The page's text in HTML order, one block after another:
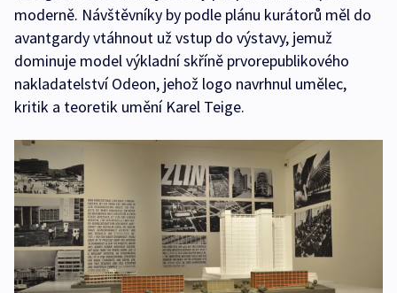
moderně. Návštěvníky by podle plánu kurátorů měl do
avantgardy vtáhnout už vstup do výstavy, jemuž
dominuje model výkladní skříně prvorepublikového
nakladatelství Odeon, jehož logo navrhnul umělec,
kritik a teoretik umění Karel Teige.